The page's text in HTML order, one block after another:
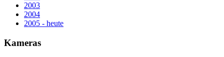
2003
2004
2005 - heute
Kameras